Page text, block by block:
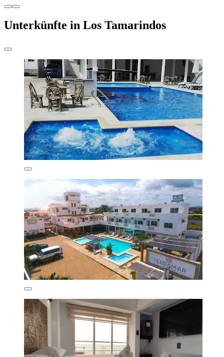
Unterkünfte in Los Tamarindos